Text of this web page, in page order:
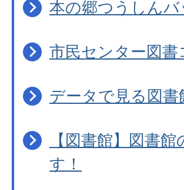
本の郷つうしん
市民センター図
データで見る図
【図書館】図書
す！